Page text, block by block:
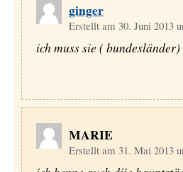
ginger
Erstellt am 30. Juni 2013
ich muss sie (
MARIE
Erstellt am 31. Mai 2013